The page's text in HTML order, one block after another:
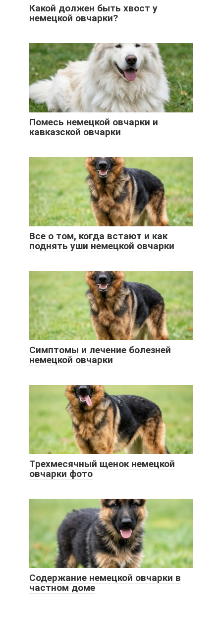
Какой должен быть хвост у
немецкой овчарки?
Помесь немецкой овчарки и
кавказской овчарки
Все о том, когда встают и как
поднять уши немецкой овчарки
Симптомы и лечение болезней
немецкой овчарки
Трехмесячный щенок немецкой
овчарки фото
Cодержание немецкой овчарки в
частном доме